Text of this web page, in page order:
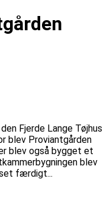
Fjerde Lange Tøjhus
blev Proviantgården
blev også bygget et
blev
færdigt...